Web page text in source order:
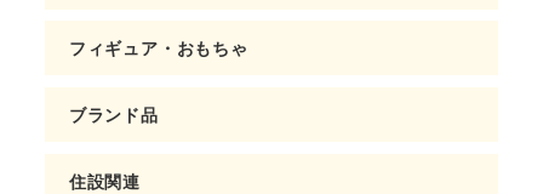
フィギュア・おもちゃ
ブランド品
住設関連